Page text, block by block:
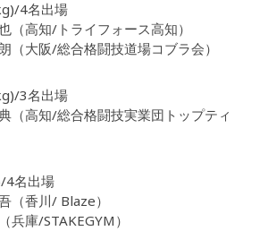
4名出場
高知/トライフォース高知）
（大阪/総合格闘技道場コブラ会）
3名出場
高知/総合格闘技実業団トップティ
4名出場
香川/ Blaze）
庫/STAKEGYM）